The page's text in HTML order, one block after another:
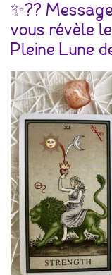
✨??
vous révèle
Pleine Lune